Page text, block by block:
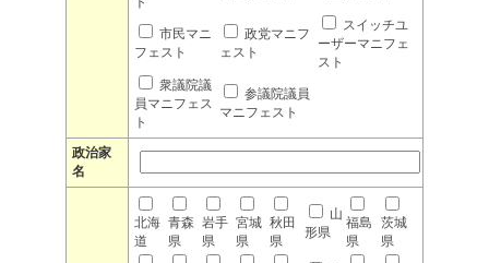
市民マニ
フェスト
政党マニフ
ェスト
スイッチユ
ーザーマニフェ
スト
衆議院議
員マニフェス
ト
参議院議員
マニフェスト
政治家
名
北海
道
青森
県
岩手
県
宮城
県
秋田
県
山
形県
福島
県
茨城
県